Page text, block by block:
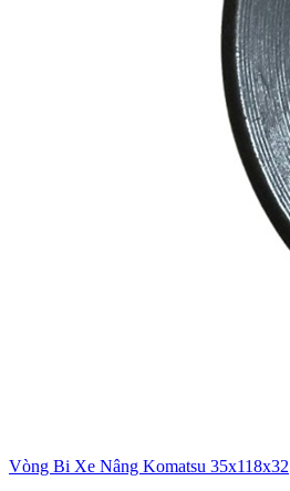
Vòng Bi Xe Nâng Komatsu 35x118x32